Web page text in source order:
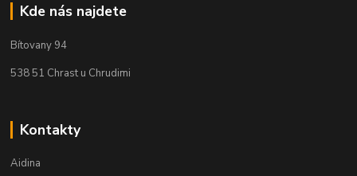
Kde nás najdete
Bítovany 94
538 51 Chrast u Chrudimi
Kontakty
Aidina